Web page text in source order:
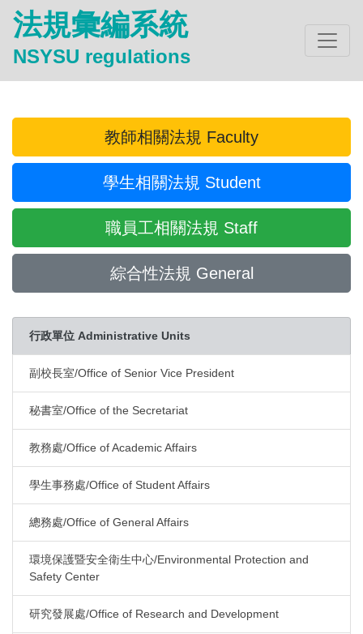
法規彙編系統
NSYSU regulations
教師相關法規 Faculty
學生相關法規 Student
職員工相關法規 Staff
綜合性法規 General
行政單位 Administrative Units
副校長室/Office of Senior Vice President
秘書室/Office of the Secretariat
教務處/Office of Academic Affairs
學生事務處/Office of Student Affairs
總務處/Office of General Affairs
環境保護暨安全衛生中心/Environmental Protection and
Safety Center
研究發展處/Office of Research and Development